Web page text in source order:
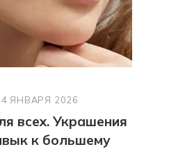
ЯНВАРЯ 2026
всех. Украшения
к большему